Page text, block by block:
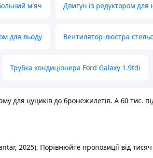
м'яч Двигун із редуктором для
для льоду Вентилятор-люстра
Трубка кондиціонера Ford Galaxy 1.9tdi
цуциків до бронежилетів. А 60 тис.
2025). Порівнюйте пропозиції від тисяч